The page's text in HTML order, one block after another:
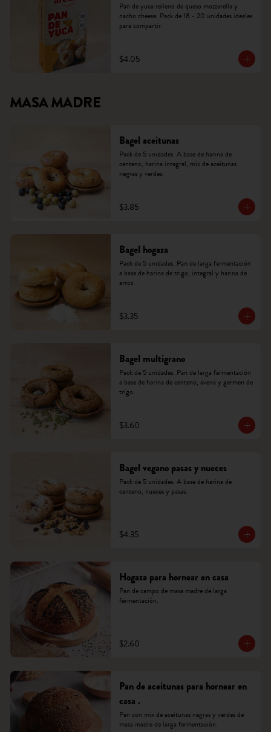
Pan de yuca relleno de queso mozzarella y
nacho cheese. Pack de 18 - 20 unidades ideales
para compartir.
$4.05
MASA MADRE
Bagel aceitunas
Pack de 5 unidades. A base de harina de
centeno, harina integral, mix de aceitunas
negras y verdes.
$3.85
Bagel hogaza
Pack de 5 unidades. Pan de larga fermentación
a base de harina de trigo, integral y harina de
arroz.
$3.35
Bagel multigrano
Pack de 5 unidades. Pan de larga fermentación
a base de harina de centeno, avena y germen de
trigo.
$3.60
Bagel vegano pasas y nueces
Pack de 5 unidades. A base de harina de
centeno, nueces y pasas.
$4.35
Hogaza para hornear en casa
Pan de campo de masa madre de larga
fermentación.
$2.60
Pan de aceitunas para hornear en
casa .
Pan con mix de aceitunas negras y verdes de
masa madre de larga fermentación.